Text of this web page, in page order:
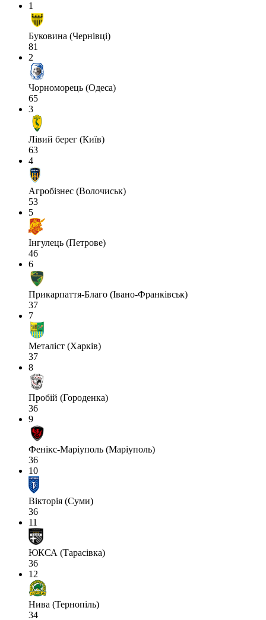
1
Буковина (Чернівці)
81
2
Чорноморець (Одеса)
65
3
Лівий берег (Київ)
63
4
Агробізнес (Волочиськ)
53
5
Інгулець (Петрове)
46
6
Прикарпаття-Благо (Івано-Франківськ)
37
7
Металіст (Харків)
37
8
Пробій (Городенка)
36
9
Фенікс-Маріуполь (Маріуполь)
36
10
Вікторія (Суми)
36
11
ЮКСА (Тарасівка)
36
12
Нива (Тернопіль)
34